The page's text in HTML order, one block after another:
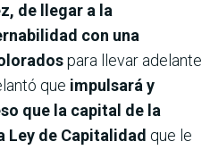
de llegar a la
con una
para llevar adelante
que impulsará y
que la capital de la
Ley de Capitalidad que le